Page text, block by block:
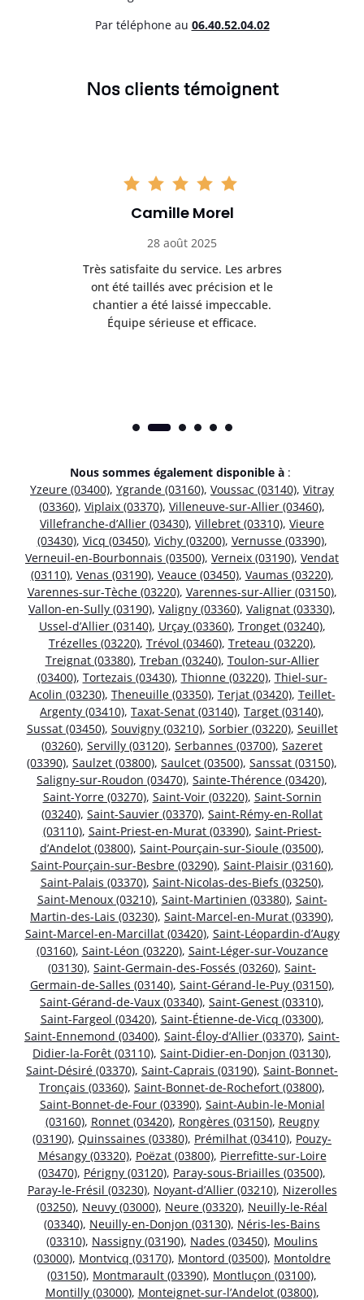
Par téléphone au 06.40.52.04.02
Nos clients témoignent
Camille Morel
28 août 2025
Très satisfaite du service. Les arbres
ont été taillés avec précision et le
chantier a été laissé impeccable.
Équipe sérieuse et efficace.
Nous sommes également disponible à :
Yzeure (03400), Ygrande (03160), Voussac (03140), Vitray
(03360), Viplaix (03370), Villeneuve-sur-Allier (03460),
Villefranche-d’Allier (03430), Villebret (03310), Vieure
(03430), Vicq (03450), Vichy (03200), Vernusse (03390),
Verneuil-en-Bourbonnais (03500), Verneix (03190), Vendat
(03110), Venas (03190), Veauce (03450), Vaumas (03220),
Varennes-sur-Tèche (03220), Varennes-sur-Allier (03150),
Vallon-en-Sully (03190), Valigny (03360), Valignat (03330),
Ussel-d’Allier (03140), Urçay (03360), Tronget (03240),
Trézelles (03220), Trévol (03460), Treteau (03220),
Treignat (03380), Treban (03240), Toulon-sur-Allier
(03400), Tortezais (03430), Thionne (03220), Thiel-sur-
Acolin (03230), Theneuille (03350), Terjat (03420), Teillet-
Argenty (03410), Taxat-Senat (03140), Target (03140),
Sussat (03450), Souvigny (03210), Sorbier (03220), Seuillet
(03260), Servilly (03120), Serbannes (03700), Sazeret
(03390), Saulzet (03800), Saulcet (03500), Sanssat (03150),
Saligny-sur-Roudon (03470), Sainte-Thérence (03420),
Saint-Yorre (03270), Saint-Voir (03220), Saint-Sornin
(03240), Saint-Sauvier (03370), Saint-Rémy-en-Rollat
(03110), Saint-Priest-en-Murat (03390), Saint-Priest-
d’Andelot (03800), Saint-Pourçain-sur-Sioule (03500),
Saint-Pourçain-sur-Besbre (03290), Saint-Plaisir (03160),
Saint-Palais (03370), Saint-Nicolas-des-Biefs (03250),
Saint-Menoux (03210), Saint-Martinien (03380), Saint-
Martin-des-Lais (03230), Saint-Marcel-en-Murat (03390),
Saint-Marcel-en-Marcillat (03420), Saint-Léopardin-d’Augy
(03160), Saint-Léon (03220), Saint-Léger-sur-Vouzance
(03130), Saint-Germain-des-Fossés (03260), Saint-
Germain-de-Salles (03140), Saint-Gérand-le-Puy (03150),
Saint-Gérand-de-Vaux (03340), Saint-Genest (03310),
Saint-Fargeol (03420), Saint-Étienne-de-Vicq (03300),
Saint-Ennemond (03400), Saint-Éloy-d’Allier (03370), Saint-
Didier-la-Forêt (03110), Saint-Didier-en-Donjon (03130),
Saint-Désiré (03370), Saint-Caprais (03190), Saint-Bonnet-
Tronçais (03360), Saint-Bonnet-de-Rochefort (03800),
Saint-Bonnet-de-Four (03390), Saint-Aubin-le-Monial
(03160), Ronnet (03420), Rongères (03150), Reugny
(03190), Quinssaines (03380), Prémilhat (03410), Pouzy-
Mésangy (03320), Poëzat (03800), Pierrefitte-sur-Loire
(03470), Périgny (03120), Paray-sous-Briailles (03500),
Paray-le-Frésil (03230), Noyant-d’Allier (03210), Nizerolles
(03250), Neuvy (03000), Neure (03320), Neuilly-le-Réal
(03340), Neuilly-en-Donjon (03130), Néris-les-Bains
(03310), Nassigny (03190), Nades (03450), Moulins
(03000), Montvicq (03170), Montord (03500), Montoldre
(03150), Montmarault (03390), Montluçon (03100),
Montilly (03000), Monteignet-sur-l’Andelot (03800),